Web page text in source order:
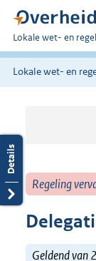
U
bent
hier:
Lokale wet- en
Lokale wet- en
Regeling
Geldend